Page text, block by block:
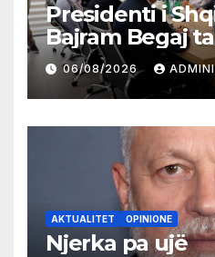
Presidenti i
Bajram Begaj
partive
06/08/2026 ADMINI
AKTUALITET OPINIONE
Njerka pa ujë